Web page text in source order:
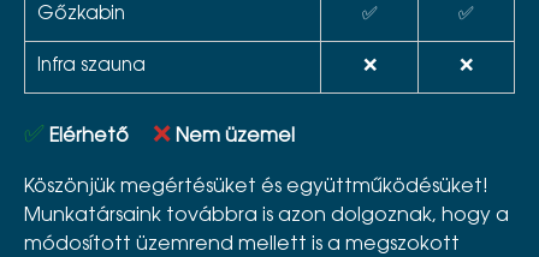
Gőzkabin ✅ ✅
Infra szauna ❌ ❌
✅ Elérhető ❌ Nem üzemel
Köszönjük megértésüket és együttműködésüket!
Munkatársaink továbbra is azon dolgoznak, hogy a
módosított üzemrend mellett is a megszokott